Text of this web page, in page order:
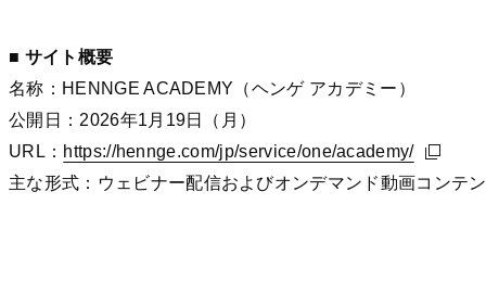
■ サイト概要
名称：HENNGE ACADEMY（ヘンゲ アカデミー）
公開日：2026年1月19日（月）
URL： https://hennge.com/jp/service/one/academy/
https://hennge.com/jp/service/one/academy/
https://hennge.com/jp/service/one/academy/
主な形式：ウェビナー配信およびオンデマンド動画コンテ